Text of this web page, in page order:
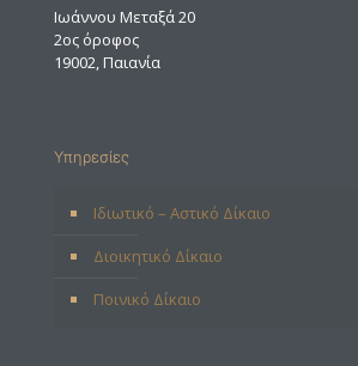
Ιωάννου Μεταξά 20
2ος όροφος
19002, Παιανία
Υπηρεσίες
Ιδιωτικό – Αστικό Δίκαιο
Διοικητικό Δίκαιο
Ποινικό Δίκαιο